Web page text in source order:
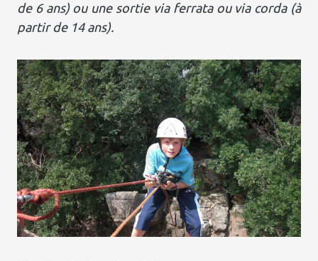
de 6 ans) ou une sortie via ferrata ou via corda (à
partir de 14 ans).